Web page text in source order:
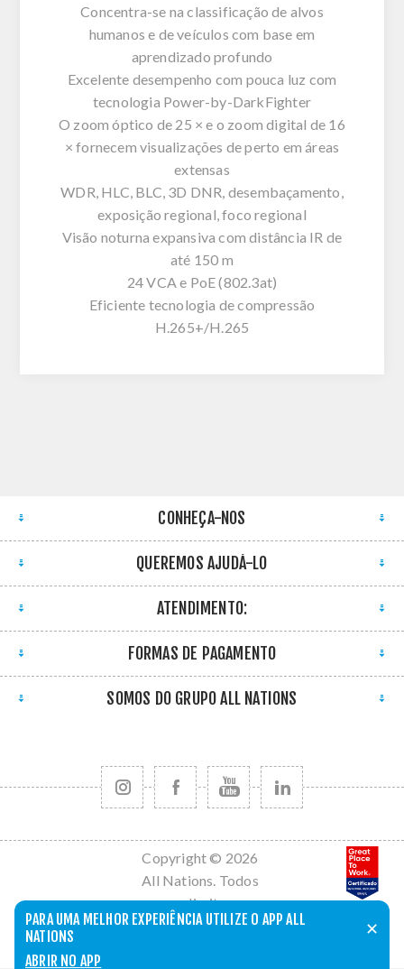
PARA UMA MELHOR EXPERIÊNCIA UTILIZE O APP ALL
NATIONS
✕
ABRIR NO APP
Concentra-se na classificação de alvos
humanos e de veículos com base em
aprendizado profundo
Excelente desempenho com pouca luz com
tecnologia Power-by-DarkFighter
O zoom óptico de 25 × e o zoom digital de 16
× fornecem visualizações de perto em áreas
extensas
WDR, HLC, BLC, 3D DNR, desembaçamento,
exposição regional, foco regional
Visão noturna expansiva com distância IR de
até 150 m
24 VCA e PoE (802.3at)
Eficiente tecnologia de compressão
H.265+/H.265
CONHEÇA-NOS
QUEREMOS AJUDÁ-LO
ATENDIMENTO:
FORMAS DE PAGAMENTO
SOMOS DO GRUPO ALL NATIONS
Copyright © 2026
All Nations. Todos
os direitos
reservados.